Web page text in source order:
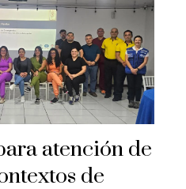
atención de
de